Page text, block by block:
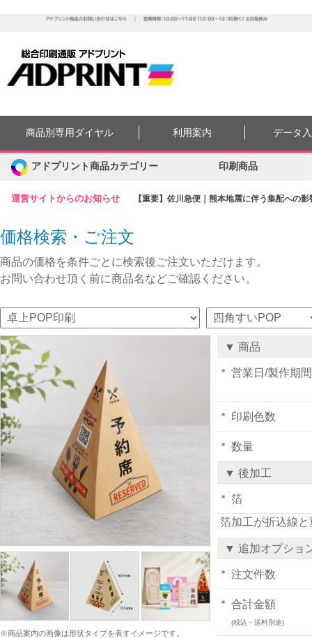
運営サイトからのお知らせ 【重要】佐川急便｜熊本地震に伴う集配への
商品別専用ダイヤル 利用案内 データ
アドプリント商品カテゴリー 印刷商品
価格検索・ご注文
商品の価格を条件ごとに検索後ご注文いただけます。
お問い合わせ頂く前に商品名などご確認ください。
※商品案内の画像は形状タイプを表すイメージです。
▼ 商品
営業日/製作期間
印刷色数
数量
▼ 後加工
箔
箔加工が折込線
▼ 追加オプショ
注文件数
合計金額
(税込・送料別途)